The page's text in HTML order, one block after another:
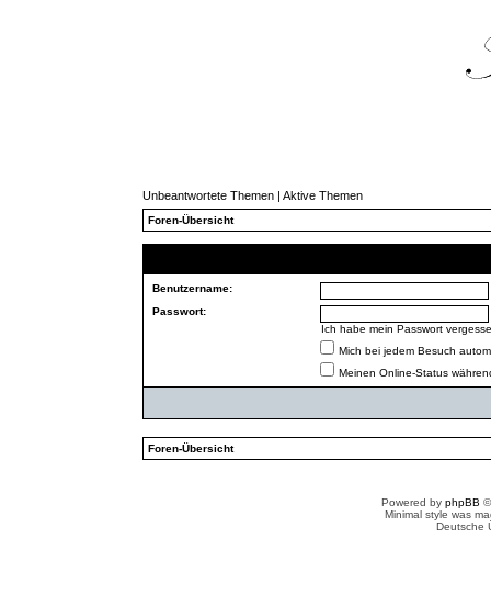
Unbeantwortete Themen | Aktive Themen
Foren-Übersicht
Benutzername:
Passwort:
Ich habe mein Passwort
Mich bei jedem Besuch
Meinen Online-Status
Foren-Übersicht
Powered by phpBB
Minimal style was
Deutsche